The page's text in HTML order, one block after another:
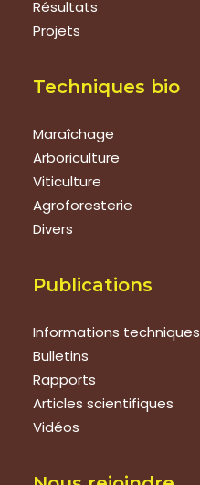
Résultats
Projets
Techniques bio
Maraîchage
Arboriculture
Viticulture
Agroforesterie
Divers
Publications
Informations techniques
Bulletins
Rapports
Articles scientifiques
Vidéos